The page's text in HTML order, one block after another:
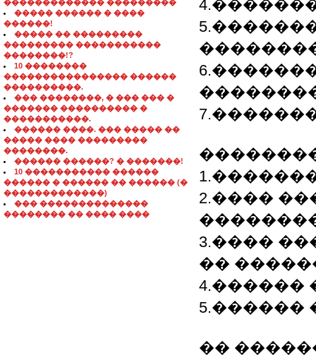
������������� ���������
����� ������ � ����
������!
����� �� ���������
��������� �����������
��������!?
10 ��������
���������������� ������
����������.
��� ��������, � ��� ��� �
������� ���������� �
�����������.
������ ����. ��� ����� ��
����� ���� ���������
��������.
������ ������? � �������!
10 ����������� ������
������ � ������ �� ������ (�
�������������)
��� ��������������
�������� �� ���� ����
1.�������,
2.����
3.����
��
5.������
��